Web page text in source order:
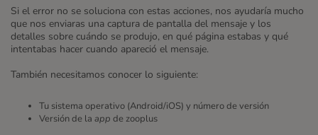
Si el error no se soluciona con estas acciones, nos ayudaría mucho
que nos enviaras una captura de pantalla del mensaje y los
detalles sobre cuándo se produjo, en qué página estabas y qué
intentabas hacer cuando apareció el mensaje.
También necesitamos conocer lo siguiente:
Tu sistema operativo (Android/iOS) y número de versión
Versión de la app de zooplus